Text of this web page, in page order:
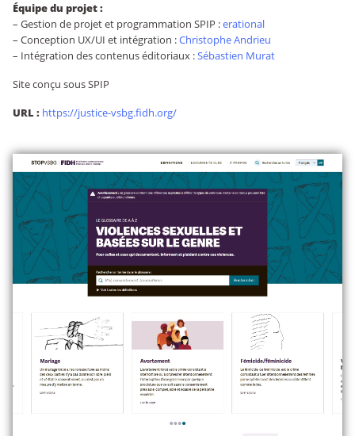
Équipe du projet :
– Gestion de projet et programmation SPIP :erational
– Conception UX/UI et intégration :Christophe Andrieu
– Intégration des contenus éditoriaux :Sébastien Murat
Site conçu sous SPIP
URL : https://justice-vsbg.fidh.org/